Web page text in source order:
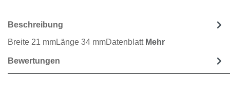
Beschreibung
Breite 21 mmLänge 34 mmDatenblatt Mehr
Bewertungen